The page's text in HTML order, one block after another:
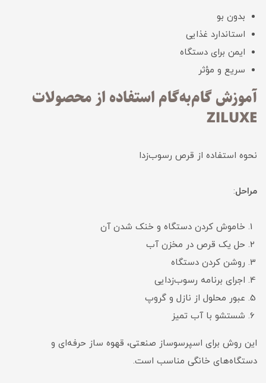
بدون بو
استاندارد غذایی
ایمن برای دستگاه
سریع و مؤثر
آموزش گام‌به‌گام استفاده از محصولات
ZILUXE
نحوه استفاده از قرص رسوب‌زدا
مراحل:
خاموش کردن دستگاه و خنک شدن آن
حل یک قرص در مخزن آب
روشن کردن دستگاه
اجرای برنامه رسوب‌زدایی
عبور محلول از نازل و گروپ
شستشو با آب تمیز
این روش برای اسپرسوساز صنعتی، قهوه ساز حرفه‌ای و
دستگاه‌های خانگی مناسب است.